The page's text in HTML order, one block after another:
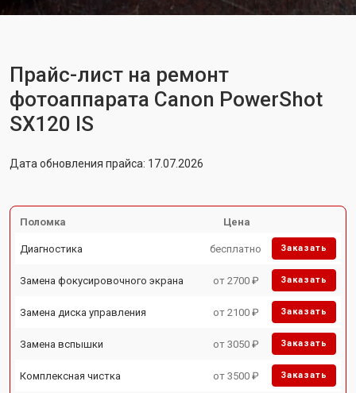
Прайс-лист на ремонт
фотоаппарата Canon PowerShot
SX120 IS
Дата обновления прайса: 17.07.2026
Поломка Цена
Диагностика бесплатно Заказать
Замена фокусировочного экрана от 2700 ₽ Заказать
Замена диска управления от 2100 ₽ Заказать
Замена вспышки от 3050 ₽ Заказать
Комплексная чистка от 3500 ₽ Заказать